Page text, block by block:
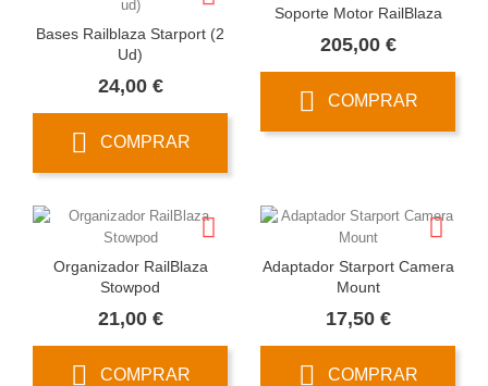
Bases Railblaza Starport (2
Ud)
24,00 €Precio
COMPRAR
Soporte Motor RailBlaza
205,00 €Precio
COMPRAR
Organizador RailBlaza
Stowpod
21,00 €Precio
COMPRAR
Adaptador Starport Camera
Mount
17,50 €Precio
COMPRAR